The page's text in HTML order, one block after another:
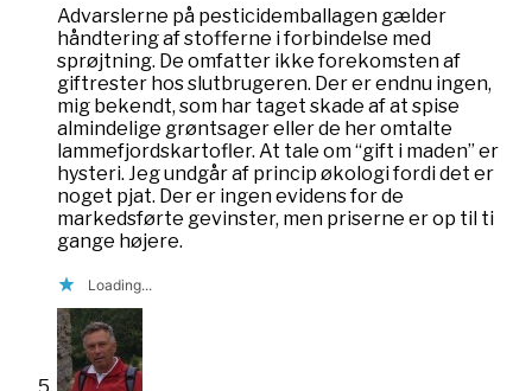
Advarslerne på pesticidemballagen gælder
håndtering af stofferne i forbindelse med
sprøjtning. De omfatter ikke forekomsten af
giftrester hos slutbrugeren. Der er endnu ingen,
mig bekendt, som har taget skade af at spise
almindelige grøntsager eller de her omtalte
lammefjordskartofler. At tale om “gift i maden” er
hysteri. Jeg undgår af princip økologi fordi det er
noget pjat. Der er ingen evidens for de
markedsførte gevinster, men priserne er op til ti
gange højere.
Loading...